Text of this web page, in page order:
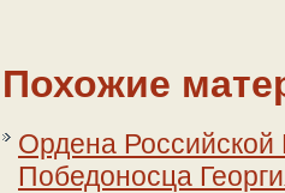
Похожие
Ордена
Победоносца